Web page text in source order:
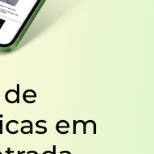
em